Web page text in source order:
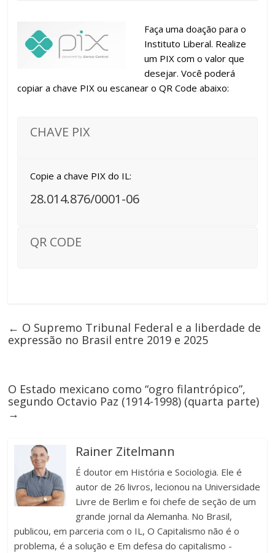
Faça uma doação para o
Instituto Liberal. Realize
um PIX com o valor que
desejar. Você poderá
copiar a chave PIX ou escanear o QR Code abaixo:
CHAVE PIX
Copie a chave PIX do IL:
28.014.876/0001-06
QR CODE
← O Supremo Tribunal Federal e a liberdade de
expressão no Brasil entre 2019 e 2025
O Estado mexicano como “ogro filantrópico”,
segundo Octavio Paz (1914-1998) (quarta parte)
→
Rainer Zitelmann
É doutor em História e Sociologia. Ele é
autor de 26 livros, lecionou na Universidade
Livre de Berlim e foi chefe de seção de um
grande jornal da Alemanha. No Brasil,
publicou, em parceria com o IL, O Capitalismo não é o
problema, é a solução e Em defesa do capitalismo -